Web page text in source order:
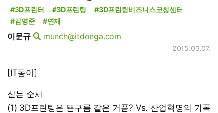
#3D프린터 #3D프린팅
#3D프린팅비즈니스코칭센터
#김영준
#연재
이문규 munch@itdonga.com
2015.03.07.
[IT동아]
싣는 순서
(1) 3D프린팅은 뜬구름 같은 거품? Vs. 산업혁명의 기폭